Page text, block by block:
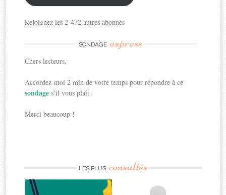
Rejoignez les 2 472 autres abonnés
SONDAGE express
Chers lecteurs,
Accordez-moi 2 min de votre temps pour répondre à ce
sondages’il vous plaît.
Merci beaucoup !
LES PLUS consultés